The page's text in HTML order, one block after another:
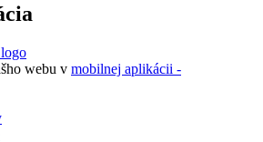
webu v mobilnej aplikácii -